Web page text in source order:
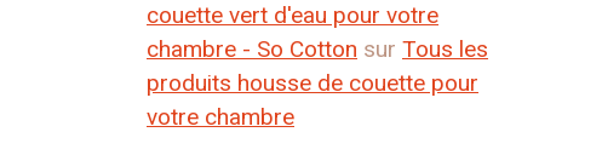
couette vert d'eau pour votre
chambre - So Cotton sur Tous les
produits housse de couette pour
votre chambre